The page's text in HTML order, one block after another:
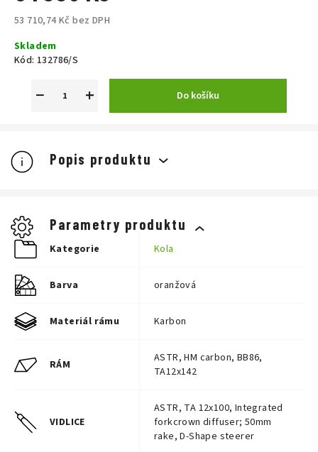
53 710,74 Kč bez DPH
cena:
Skladem
Kód: 132786/S
+
− Do košíku
Popis produktu
Velikost
168–175 cm
175–182 cm
L
182–190 cm
XL
Parametry produktu
Kategorie Kola
Barva oranžová
Materiál rámu Karbon
RÁM
ASTR, HM carbon, BB86,
TA12x142
VIDLICE
ASTR, TA 12x100, Integrated
forkcrown diffuser; 50mm
rake, D-Shape steerer